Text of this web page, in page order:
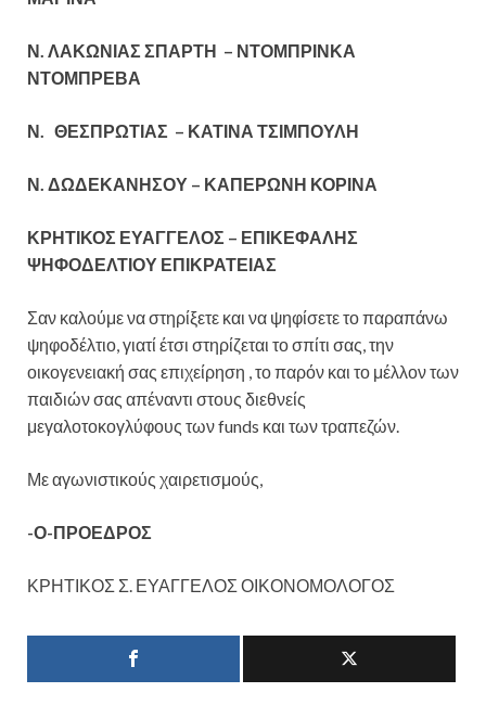
Ν. ΛΑΚΩΝΙΑΣ ΣΠΑΡΤΗ – ΝΤΟΜΠΡΙΝΚΑ
ΝΤΟΜΠΡΕΒΑ
Ν. ΘΕΣΠΡΩΤΙΑΣ – ΚΑΤΙΝΑ ΤΣΙΜΠΟΥΛΗ
Ν. ΔΩΔΕΚΑΝΗΣΟΥ – ΚΑΠΕΡΩΝΗ ΚΟΡΙΝΑ
ΚΡΗΤΙΚΟΣ ΕΥΑΓΓΕΛΟΣ – ΕΠΙΚΕΦΑΛΗΣ
ΨΗΦΟΔΕΛΤΙΟΥ ΕΠΙΚΡΑΤΕΙΑΣ
Σαν καλούμε να στηρίξετε και να ψηφίσετε το παραπάνω
ψηφοδέλτιο, γιατί έτσι στηρίζεται το σπίτι σας, την
οικογενειακή σας επιχείρηση , το παρόν και το μέλλον των
παιδιών σας απέναντι στους διεθνείς
μεγαλοτοκογλύφους των funds και των τραπεζών.
Με αγωνιστικούς χαιρετισμούς,
-Ο-ΠΡΟΕΔΡΟΣ
ΚΡΗΤΙΚΟΣ Σ. ΕΥΑΓΓΕΛΟΣ ΟΙΚΟΝΟΜΟΛΟΓΟΣ